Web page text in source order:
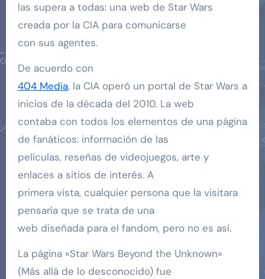
las supera a todas: una web de Star Wars
creada por la CIA para comunicarse
con sus agentes.
De acuerdo con
404 Media, la CIA operó un portal de Star Wars a
inicios de la década del 2010. La web
contaba con todos los elementos de una página
de fanáticos: información de las
películas, reseñas de videojuegos, arte y
enlaces a sitios de interés. A
primera vista, cualquier persona que la visitara
pensaría que se trata de una
web diseñada para el fandom, pero no es así.
La página «Star Wars Beyond the Unknown»
(Más allá de lo desconocido) fue